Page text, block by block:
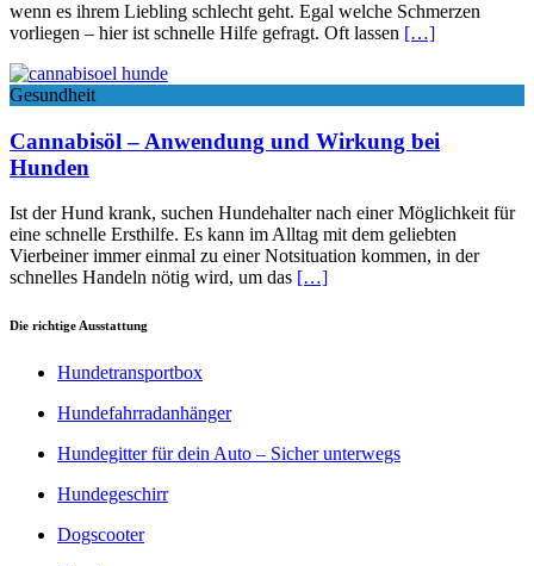
wenn es ihrem Liebling schlecht geht. Egal welche Schmerzen
vorliegen – hier ist schnelle Hilfe gefragt. Oft lassen […]
Gesundheit
Cannabisöl – Anwendung und Wirkung bei
Hunden
Ist der Hund krank, suchen Hundehalter nach einer Möglichkeit für
eine schnelle Ersthilfe. Es kann im Alltag mit dem geliebten
Vierbeiner immer einmal zu einer Notsituation kommen, in der
schnelles Handeln nötig wird, um das […]
Die richtige Ausstattung
Hundetransportbox
Hundefahrradanhänger
Hundegitter für dein Auto – Sicher unterwegs
Hundegeschirr
Dogscooter